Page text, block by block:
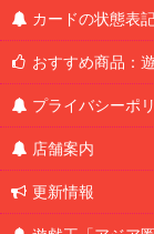
カードの状態表
おすすめ商品：
プライバシーポ
店舗案内
更新情報